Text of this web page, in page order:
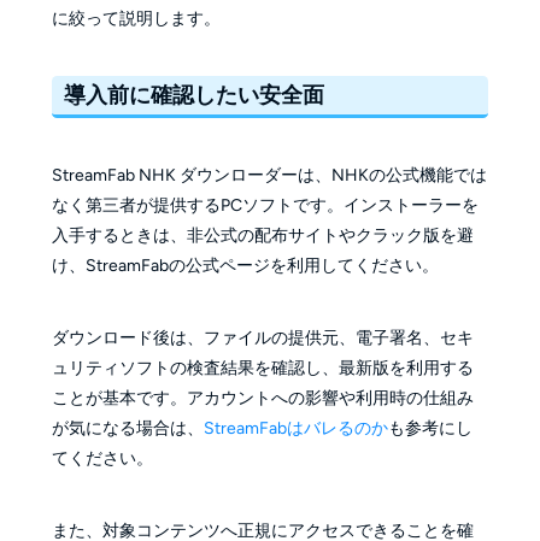
に絞って説明します。
導入前に確認したい安全面
StreamFab NHK ダウンローダーは、NHKの公式機能では
なく第三者が提供するPCソフトです。インストーラーを
入手するときは、非公式の配布サイトやクラック版を避
け、StreamFabの公式ページを利用してください。
ダウンロード後は、ファイルの提供元、電子署名、セキ
ュリティソフトの検査結果を確認し、最新版を利用する
ことが基本です。アカウントへの影響や利用時の仕組み
が気になる場合は、 StreamFabはバレるのかも参考にし
てください。
また、対象コンテンツへ正規にアクセスできることを確